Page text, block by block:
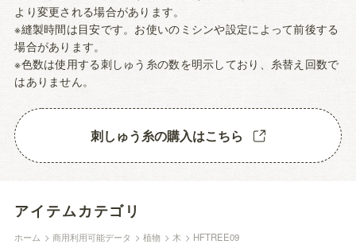
より変更される場合があります。
※縫製時間は目安です。お使いのミシンや設定によって前後する
場合があります。
※色数は使用する刺しゅう糸の数を明示しており、糸替え回数で
はありません。
刺しゅう糸の購入はこちら
アイテムカテゴリ
ホーム >商用利用可能データ >植物 > 木 > HFTREE09